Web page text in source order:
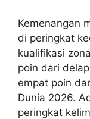
Kemenangan
di peringkat
kualifikasi
poin dari
empat poin
Dunia 2026.
peringkat